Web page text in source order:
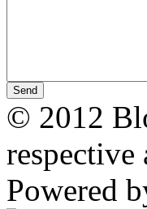
© 2012
respective
Powered